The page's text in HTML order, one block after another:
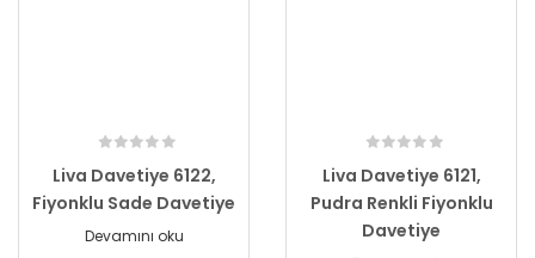
Liva Davetiye 6122,
Fiyonklu Sade Davetiye
Devamını oku
Liva Davetiye 6121,
Pudra Renkli Fiyonklu
Davetiye